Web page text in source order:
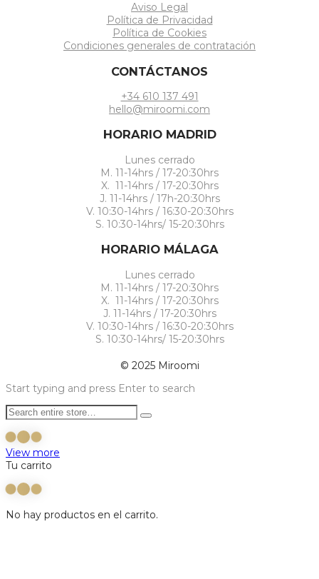
Aviso Legal
Política de Privacidad
Política de Cookies
Condiciones generales de contratación
CONTÁCTANOS
+34 610 137 491
hello@miroomi.com
HORARIO MADRID
Lunes cerrado
M. 11-14hrs / 17-20:30hrs
X. 11-14hrs / 17-20:30hrs
J. 11-14hrs / 17h-20:30hrs
V. 10:30-14hrs / 16:30-20:30hrs
S. 10:30-14hrs/ 15-20:30hrs
HORARIO MÁLAGA
Lunes cerrado
M. 11-14hrs / 17-20:30hrs
X. 11-14hrs / 17-20:30hrs
J. 11-14hrs / 17-20:30hrs
V. 10:30-14hrs / 16:30-20:30hrs
S. 10:30-14hrs/ 15-20:30hrs
© 2025 Miroomi
Start typing and press Enter to search
View more
Tu carrito
No hay productos en el carrito.